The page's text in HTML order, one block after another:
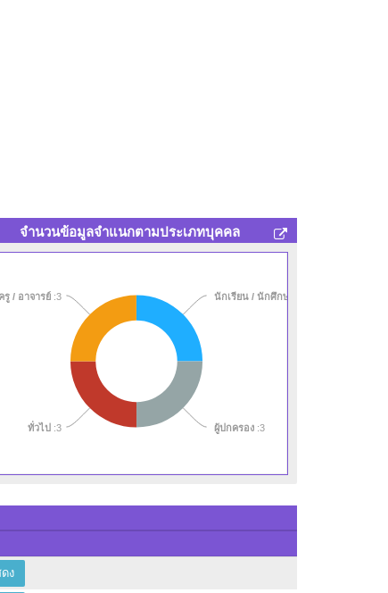
จำนวนข้อมูลจำแนกตามประเภทบุคคล
นักเรียน / นักศึกษา
ผู้ปกครอง :3
ทั่วไป :3
ครู / อาจารย์ :3
ง